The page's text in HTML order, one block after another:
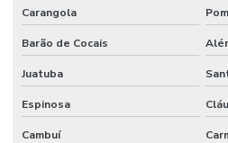
Manutenção preventiva ar condicionado
Manutenção Preventiva Com
Manutenção Preventiva De Edificações
Manutenção Preventiva De
Carangola
Barão de Cocais
Juatuba
Espinosa
Cambuí